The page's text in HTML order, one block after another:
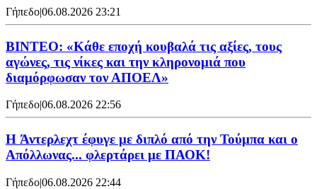
Γήπεδο|06.08.2026 23:21
ΒΙΝΤΕΟ: «Κάθε εποχή κουβαλά τις αξίες, τους
αγώνες, τις νίκες και την κληρονομιά που
διαμόρφωσαν τον ΑΠΟΕΛ»
Γήπεδο|06.08.2026 22:56
H Άντερλεχτ έφυγε με διπλό από την Τούμπα και ο
Απόλλωνας... φλερτάρει με ΠΑΟΚ!
Γήπεδο|06.08.2026 22:44